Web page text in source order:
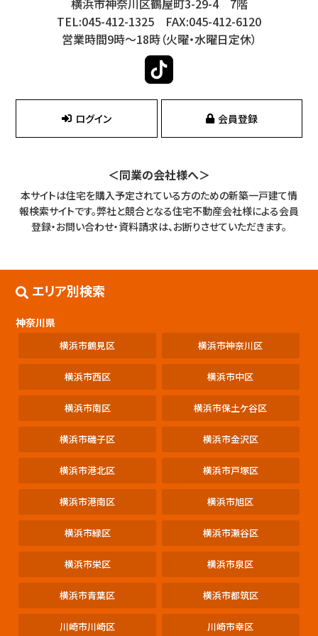
TEL:045-412-1325 FAX:045-412-6120
営業時間9時～18時（火曜・水曜日定休）
ログイン 会員登録
＜同業の会社様へ＞
本サイトは住宅を購入予定されている方のための新築一戸建て情
報検索サイトです。弊社と競合となる住宅不動産会社様による会員
登録・お問い合わせ・資料請求は、お断りさせていただきます。
エリア別検索
神奈川県
横浜市鶴見区 横浜市神奈川区
横浜市西区 横浜市中区
横浜市南区 横浜市保土ケ谷区
横浜市磯子区 横浜市金沢区
横浜市港北区 横浜市戸塚区
横浜市港南区 横浜市旭区
横浜市緑区 横浜市瀬谷区
横浜市栄区 横浜市泉区
横浜市青葉区 横浜市都筑区
川崎市川崎区 川崎市幸区